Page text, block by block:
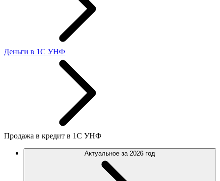
Деньги в 1С УНФ
Продажа в кредит в 1С УНФ
Актуальное за 2026 год